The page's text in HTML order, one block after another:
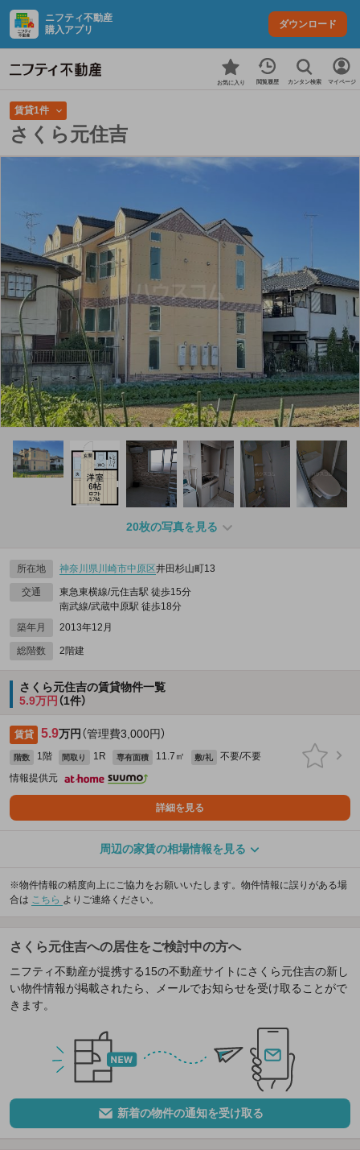
ニフティ不動産
購入アプリ
ダウンロード
お気に入り 閲覧履歴 カンタン検索 マイページ
賃貸1件
さくら元住吉
20枚の写真を見る
所在地 神奈川県川崎市中原区井田杉山町13
交通
東急東横線/元住吉駅 徒歩15分
南武線/武蔵中原駅 徒歩18分
築年月
2013年12月
総階数 2階建
さくら元住吉の賃貸物件一覧
5.9万円 （1件）
賃貸 5.9万円 （管理費3,000円）
階数 1階 間取り 1R 専有面積 11.7㎡ 敷/礼
不要/不要
情報提供元
詳細を見る
周辺の家賃の相場情報を見る
※物件情報の精度向上にご協力をお願いいたします。物件情報に誤りがある場
合は こちら よりご連絡ください。
さくら元住吉への居住をご検討中の方へ
ニフティ不動産が提携する15の不動産サイトにさくら元住吉の新し
い物件情報が掲載されたら、メールでお知らせを受け取ることがで
きます。
新着の物件の通知を受け取る